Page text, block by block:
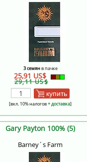
3 семянв пачке
25,91 US$
29,11 US$
купить
[вкл. 10% налогов+ доставка]
Gary Payton 100% (5)
Barney´s Farm